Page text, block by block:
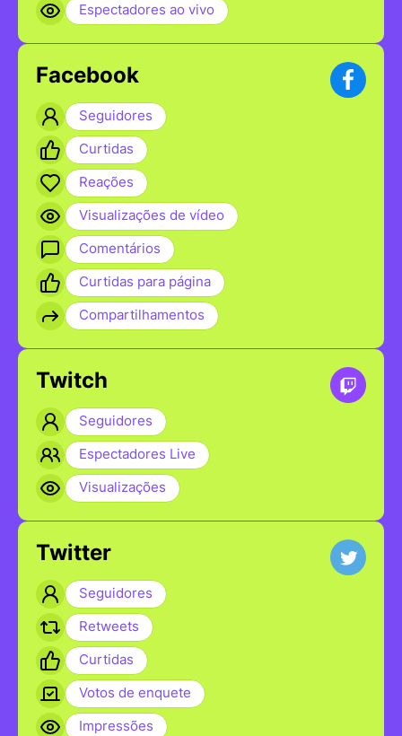
Espectadores ao vivo
Facebook
Seguidores
Curtidas
Reações
Visualizações de vídeo
Comentários
Curtidas para página
Compartilhamentos
Twitch
Seguidores
Espectadores Live
Visualizações
Twitter
Seguidores
Retweets
Curtidas
Votos de enquete
Impressões